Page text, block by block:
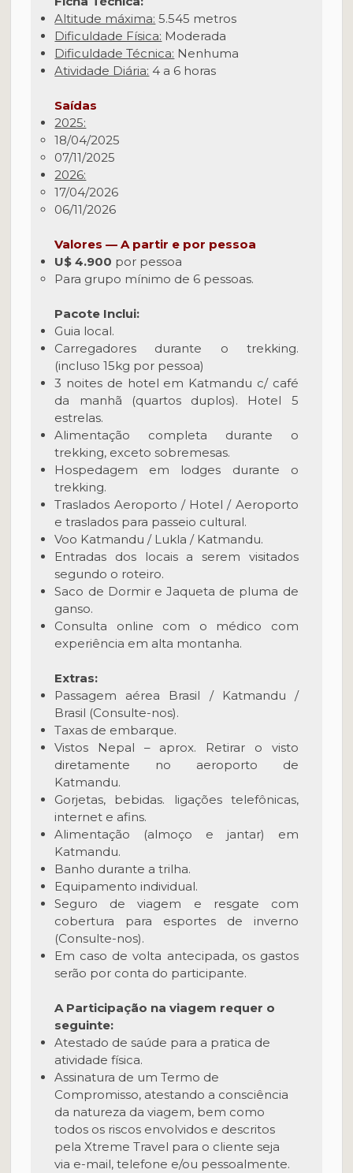
Altitude máxima: 5.545 metros
Dificuldade Física: Moderada
Dificuldade Técnica: Nenhuma
Atividade Diária: 4 a 6 horas
Saídas
2025:
18/04/2025
07/11/2025
2026:
17/04/2026
06/11/2026
Valores — A partir e por pessoa
U$ 4.900 por pessoa
Para grupo mínimo de 6 pessoas.
Pacote Inclui:
Guia local.
Carregadores durante o trekking.
(incluso 15kg por pessoa)
3 noites de hotel em Katmandu c/ café
da manhã (quartos duplos). Hotel 5
estrelas.
Alimentação completa durante o
trekking, exceto sobremesas.
Hospedagem em lodges durante o
trekking.
Traslados Aeroporto / Hotel / Aeroporto
e traslados para passeio cultural.
Voo Katmandu / Lukla / Katmandu.
Entradas dos locais a serem visitados
segundo o roteiro.
Saco de Dormir e Jaqueta de pluma de
ganso.
Consulta online com o médico com
experiência em alta montanha.
Extras:
Passagem aérea Brasil / Katmandu /
Brasil (Consulte-nos).
Taxas de embarque.
Vistos Nepal – aprox. Retirar o visto
diretamente no aeroporto de
Katmandu.
Gorjetas, bebidas. ligações telefônicas,
internet e afins.
Alimentação (almoço e jantar) em
Katmandu.
Banho durante a trilha.
Equipamento individual.
Seguro de viagem e resgate com
cobertura para esportes de inverno
(Consulte-nos).
Em caso de volta antecipada, os gastos
serão por conta do participante.
A Participação na viagem requer o
seguinte:
Atestado de saúde para a pratica de
atividade física.
Assinatura de um Termo de
Compromisso, atestando a consciência
da natureza da viagem, bem como
todos os riscos envolvidos e descritos
pela Xtreme Travel para o cliente seja
via e-mail, telefone e/ou pessoalmente.